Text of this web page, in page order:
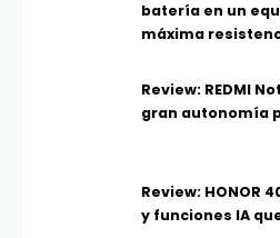
batería en un
máxima
Review: REDMI
gran autonomía
Review: HONOR
y funciones IA